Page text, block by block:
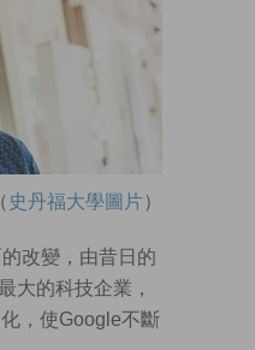
史丹福大學圖片）
改變，由昔日的
大的科技企業，
，使Google不斷